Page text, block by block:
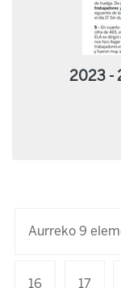
2023 -
Aurreko 9
16 17